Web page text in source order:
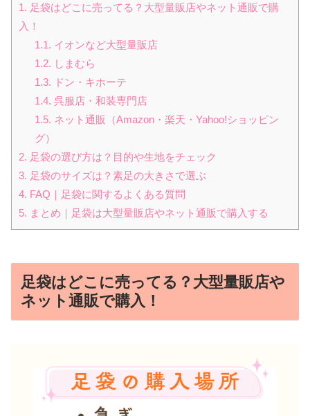
1. 足袋はどこに売ってる？大型量販店やネット通販で購
入！
1.1. イオンなど大型量販店
1.2. しまむら
1.3. ドン・キホーテ
1.4. 呉服店・和装専門店
1.5. ネット通販（Amazon・楽天・Yahoo!ショッピン
グ）
2. 足袋の選び方は？目的や生地をチェック
3. 足袋のサイズは？素足の大きさで選ぶ
4. FAQ｜足袋に関するよくある質問
5. まとめ｜足袋は大型量販店やネット通販で購入する
足袋はどこに売ってる？大型量販店や
ネット通販で購入！